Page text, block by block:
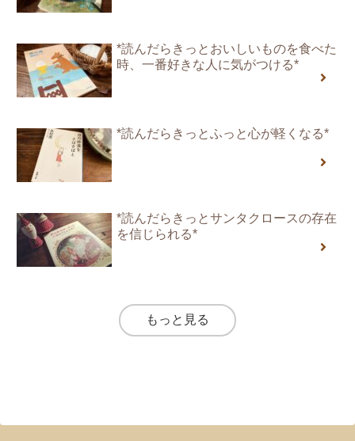
*読んだらきっとおいしいものを食べた
時、一番好きな人に気がつける*
*読んだらきっとふっと心が軽くなる*
*読んだらきっとサンタクロースの存在
を信じられる*
もっと見る